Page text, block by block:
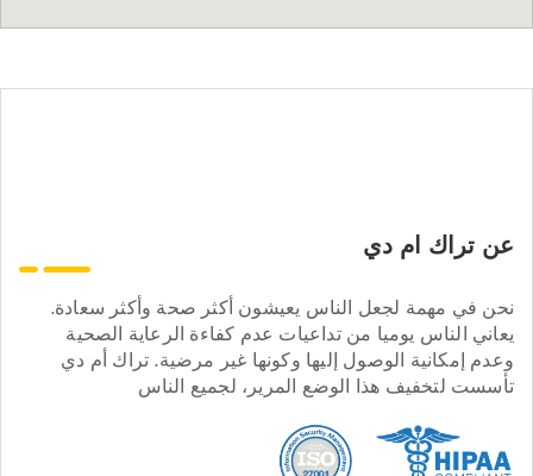
عن تراك ام دي
نحن في مهمة لجعل الناس يعيشون أكثر صحة وأكثر سعادة.
يعاني الناس يوميا من تداعيات عدم كفاءة الرعاية الصحية
وعدم إمكانية الوصول إليها وكونها غير مرضية. تراك أم دي
تأسست لتخفيف هذا الوضع المرير، لجميع الناس